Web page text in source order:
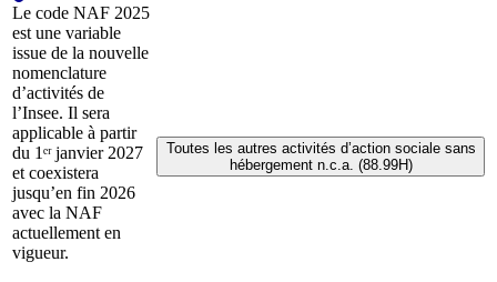
Le code NAF 2025
est une variable
issue de la nouvelle
nomenclature
d’activités de
l’Insee. Il sera
applicable à partir
du 1ᵉʳ janvier 2027
et coexistera
jusqu’en fin 2026
avec la NAF
actuellement en
vigueur.
Toutes les autres activités d’action sociale sans
hébergement n.c.a. (88.99H)